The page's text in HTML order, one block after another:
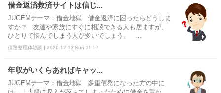
借金返済救済サイトは信じ...
JUGEMテーマ：借金地獄 借金返済に困ったらどうしま
すか？ 友達や家族にすぐに相談できる人も居ますが、
ひとりで悩んでしまう人が多いでしょう。 ...
債務整理体験談 | 2020.12.13 Sun 11:57
年収がいくらあればキャッ...
JUGEMテーマ：借金地獄 多重債務になった方の中に